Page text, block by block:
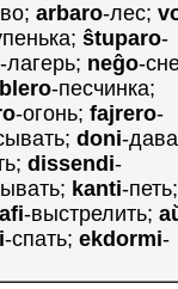
arbaro-лес;
ŝtuparo-
-лагерь; neĝo-
-песчинка;
-огонь; fajrero-
doni-
dissendi-
kanti-петь;
-выстрелить;
-спать; ekdormi-